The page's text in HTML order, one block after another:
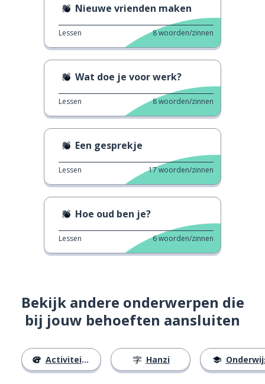
Nieuwe vrienden maken
Lessen 8woorden/zinnen
Wat doe je voor werk?
Lessen 8woorden/zinnen
Een gesprekje
Lessen 17woorden/zinnen
Hoe oud ben je?
Lessen 6woorden/zinnen
Bekijk andere onderwerpen die
bij jouw behoeften aansluiten
Activiteiten Hanzi